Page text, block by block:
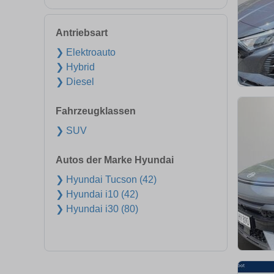
Antriebsart
❯ Elektroauto
❯ Hybrid
❯ Diesel
Fahrzeugklassen
❯ SUV
Autos der Marke Hyundai
❯ Hyundai Tucson (42)
❯ Hyundai i10 (42)
❯ Hyundai i30 (80)